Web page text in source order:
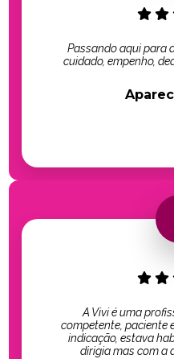
Passando aqui para
cuidado, empenho,
A Vivi é uma
competente, paciente
indicação, estava
dirigia mas com a